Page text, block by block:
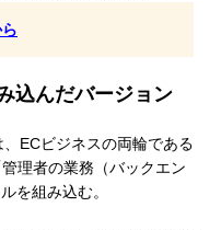
込んだバージョン
ECビジネスの両輪である
理者の業務（バックエン
を組み込む。